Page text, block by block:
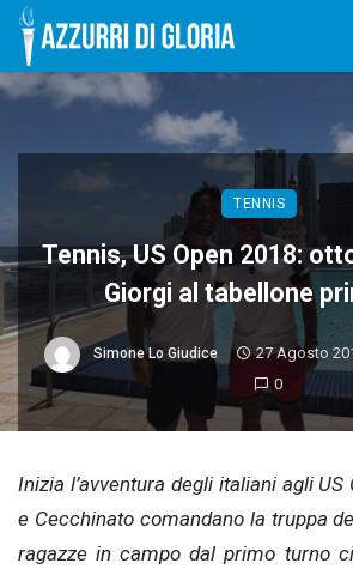
TENNIS
Tennis, US Open 2018:
Giorgi al tabellone
Simone Lo Giudice 27 Agosto
0
Inizia l’avventura degli italiani agli US
e Cecchinato comandano la truppa
ragazze in campo dal primo turno